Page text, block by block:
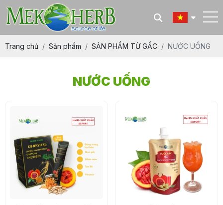
Trang chủ Sản phẩm SẢN PHẨM TỪ GẤC NƯỚC UỐNG
NƯỚC UỐNG